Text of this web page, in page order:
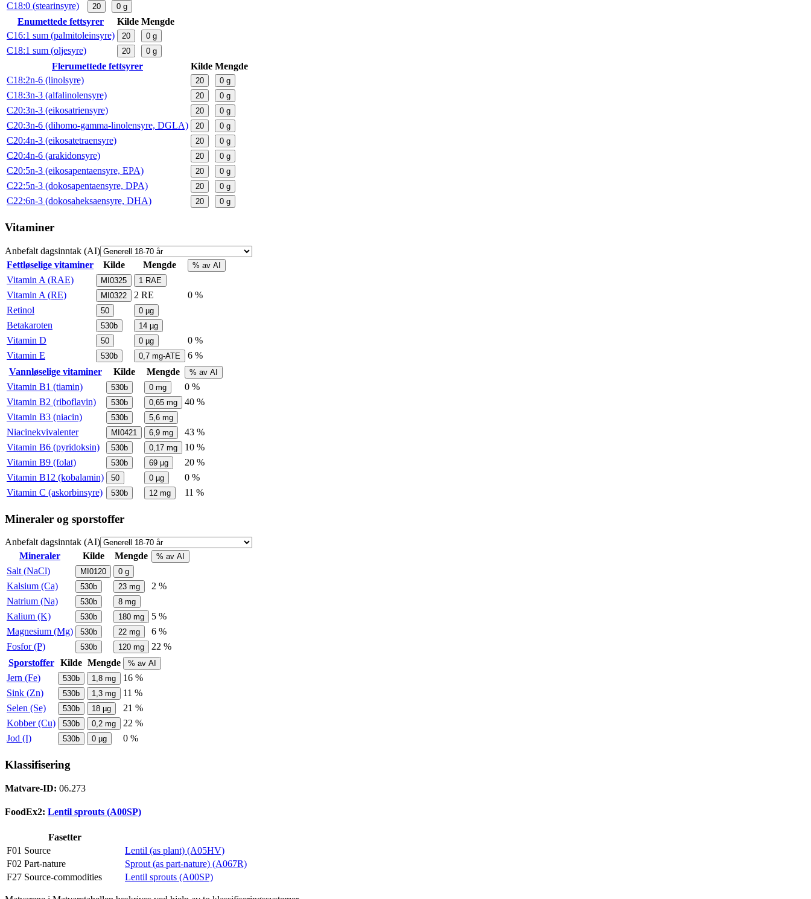
C18:0 (stearinsyre) 20 0 g
Enumettede fettsyrer Kilde Mengde
C16:1 sum (palmitoleinsyre)
20 0 g
C18:1 sum (oljesyre) 20 0 g
Flerumettede fettsyrer Kilde Mengde
C18:2n-6 (linolsyre)
20 0 g
C18:3n-3 (alfalinolensyre) 20 0 g
C20:3n-3 (eikosatriensyre) 20 0 g
C20:3n-6 (dihomo-gamma-linolensyre, DGLA) 20 0 g
C20:4n-3 (eikosatetraensyre) 20 0 g
C20:4n-6 (arakidonsyre) 20 0 g
C20:5n-3 (eikosapentaensyre, EPA) 20 0 g
C22:5n-3 (dokosapentaensyre, DPA) 20 0 g
C22:6n-3 (dokosaheksaensyre, DHA) 20 0 g
Vitaminer
Anbefalt dagsinntak (AI)
Fettløselige vitaminer
Kilde Mengde % av AI
Vitamin A (RAE) MI0325 1 RAE
Vitamin A (RE) MI0322 2 RE
0 %
Retinol
50 0 µg
Betakaroten 530b 14 µg
Vitamin D 50 0 µg
0 %
Vitamin E
530b 0,7 mg-ATE
6 %
Vannløselige vitaminer
Kilde Mengde % av AI
Vitamin B1 (tiamin) 530b 0 mg
0 %
Vitamin B2 (riboflavin)
530b 0,65 mg
40 %
Vitamin B3 (niacin)
530b 5,6 mg
Niacinekvivalenter MI0421 6,9 mg
43 %
Vitamin B6 (pyridoksin)
530b 0,17 mg
10 %
Vitamin B9 (folat)
530b 69 µg
20 %
Vitamin B12 (kobalamin)
50 0 µg
0 %
Vitamin C (askorbinsyre)
530b 12 mg 11 %
Mineraler og sporstoffer
Anbefalt dagsinntak (AI)
Mineraler
Kilde Mengde % av AI
Salt (NaCl) MI0120 0 g
Kalsium (Ca) 530b 23 mg
2 %
Natrium (Na)
530b 8 mg
Kalium (K) 530b 180 mg
5 %
Magnesium (Mg)
530b 22 mg
6 %
Fosfor (P)
530b 120 mg
22 %
Sporstoffer
Kilde Mengde % av AI
Jern (Fe) 530b 1,8 mg
16 %
Sink (Zn)
530b 1,3 mg
11 %
Selen (Se)
530b 18 µg
21 %
Kobber (Cu)
530b 0,2 mg
22 %
Jod (I)
530b 0 µg 0 %
Klassifisering
Matvare-ID: 06.273
FoodEx2: Lentil sprouts (A00SP)
Fasetter
F01 Source
Lentil (as plant) (A05HV)
F02 Part-nature
Sprout (as part-nature) (A067R)
F27 Source-commodities
Lentil sprouts (A00SP)